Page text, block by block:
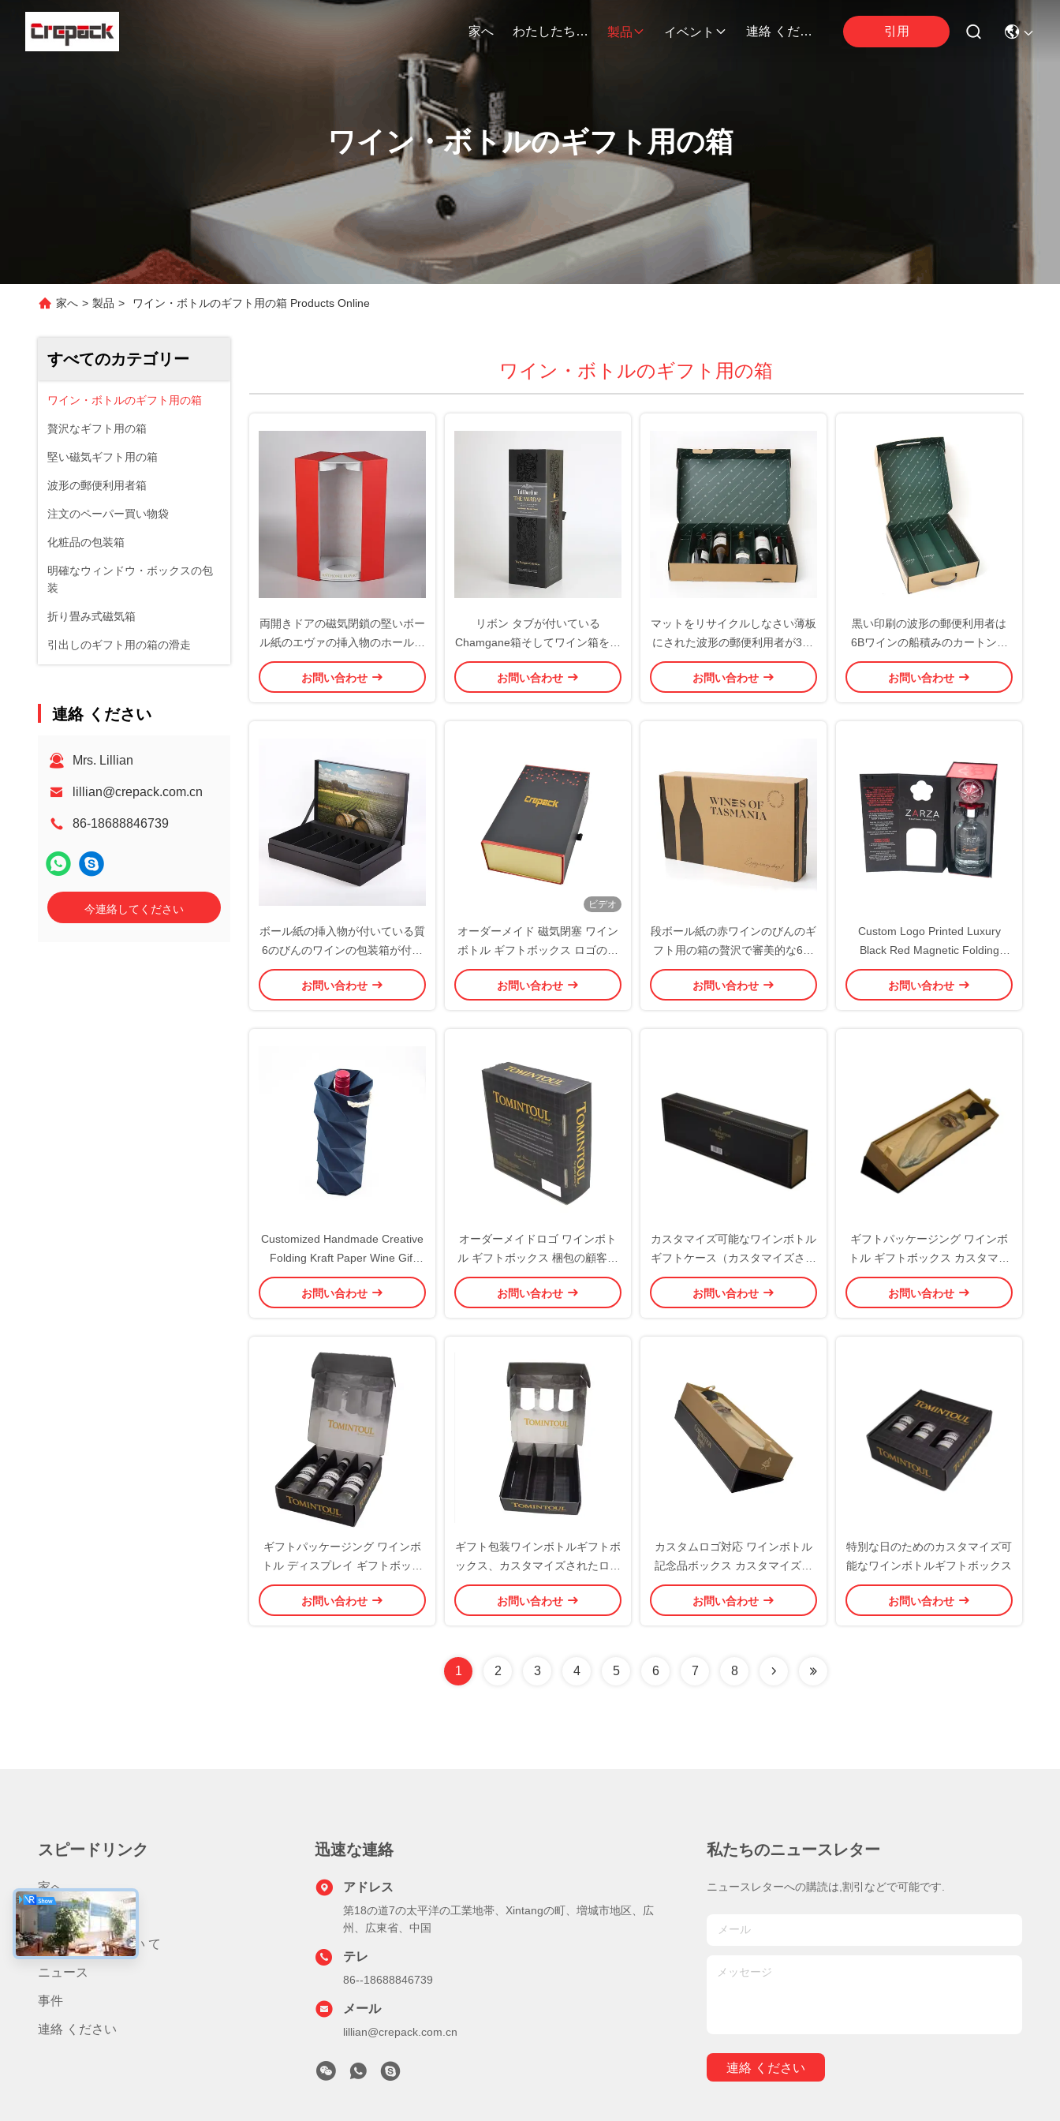
家へ わたしたち に つい て 製品 イベント 連絡 ください 引用
ワイン・ボトルのギフト用の箱
家へ > 製品 > ワイン・ボトルのギフト用の箱 Products Online
すべてのカテゴリー
ワイン・ボトルのギフト用の箱
贅沢なギフト用の箱
堅い磁気ギフト用の箱
波形の郵便利用者箱
注文のペーパー買い物袋
化粧品の包装箱
明確なウィンドウ・ボックスの包
装
折り畳み式磁気箱
引出しのギフト用の箱の滑走
連絡 ください
Mrs. Lillian
lillian@crepack.com.cn
86-18688846739
今連絡してください
ワイン・ボトルのギフト用の箱
両開きドアの磁気閉鎖の堅いボー
ル紙のエヴァの挿入物のホールダ
ーおよび保護の包装のギフトのワ
イン箱
お問い合わせ
リボン タブが付いている
Chamgane箱そしてワイン箱を包
む優れた磁気閉鎖の紫外線コーテ
ィングの堅いボール紙
お問い合わせ
マットをリサイクルしなさい薄板
にされた波形の郵便利用者が330
x 265 x 90mmを囲む
お問い合わせ
黒い印刷の波形の郵便利用者は
6Bワインの船積みのカートンを
囲む
お問い合わせ
ボール紙の挿入物が付いている質
6のびんのワインの包装箱が付い
ているTaileredの堅く黒いペーパ
ー
お問い合わせ
ビデオ
オーダーメイド 磁気閉塞 ワイン
ボトル ギフトボックス ロゴの受
け入れ
お問い合わせ
段ボール紙の赤ワインのびんのギ
フト用の箱の贅沢で審美的な6び
ん印刷無し
お問い合わせ
Custom Logo Printed Luxury
Black Red Magnetic Folding
Cardboard Wine Gift Box
お問い合わせ
Customized Handmade Creative
Folding Kraft Paper Wine Gift
Box Flat Packing with Handle
お問い合わせ
オーダーメイドロゴ ワインボト
ル ギフトボックス 梱包の顧客要
件を受け入れる
お問い合わせ
カスタマイズ可能なワインボトル
ギフトケース（カスタマイズされ
たギフトソリューション用）
お問い合わせ
ギフトパッケージング ワインボ
トル ギフトボックス カスタマイ
ズ可能なデザインとカスタマイズ
されたロゴ
お問い合わせ
ギフトパッケージング ワインボ
トル ディスプレイ ギフトボック
ス カスタマイズされたロゴデザ
インソリューション
お問い合わせ
ギフト包装ワインボトルギフトボ
ックス、カスタマイズされたロゴ
付き
お問い合わせ
カスタムロゴ対応 ワインボトル
記念品ボックス カスタマイズ可
能な記念品ワインボックス
お問い合わせ
特別な日のためのカスタマイズ可
能なワインボトルギフトボックス
お問い合わせ
1 2 3 4 5 6 7 8
スピードリンク
家へ
製品
わたしたち に つい て
ニュース
事件
連絡 ください
迅速な連絡
アドレス
第18の道7の太平洋の工業地帯、Xintangの町、増城市地区、広
州、広東省、中国
テレ
86--18688846739
メール
lillian@crepack.com.cn
私たちのニュースレター
ニュースレターへの購読は,割引などで可能です.
連絡 ください